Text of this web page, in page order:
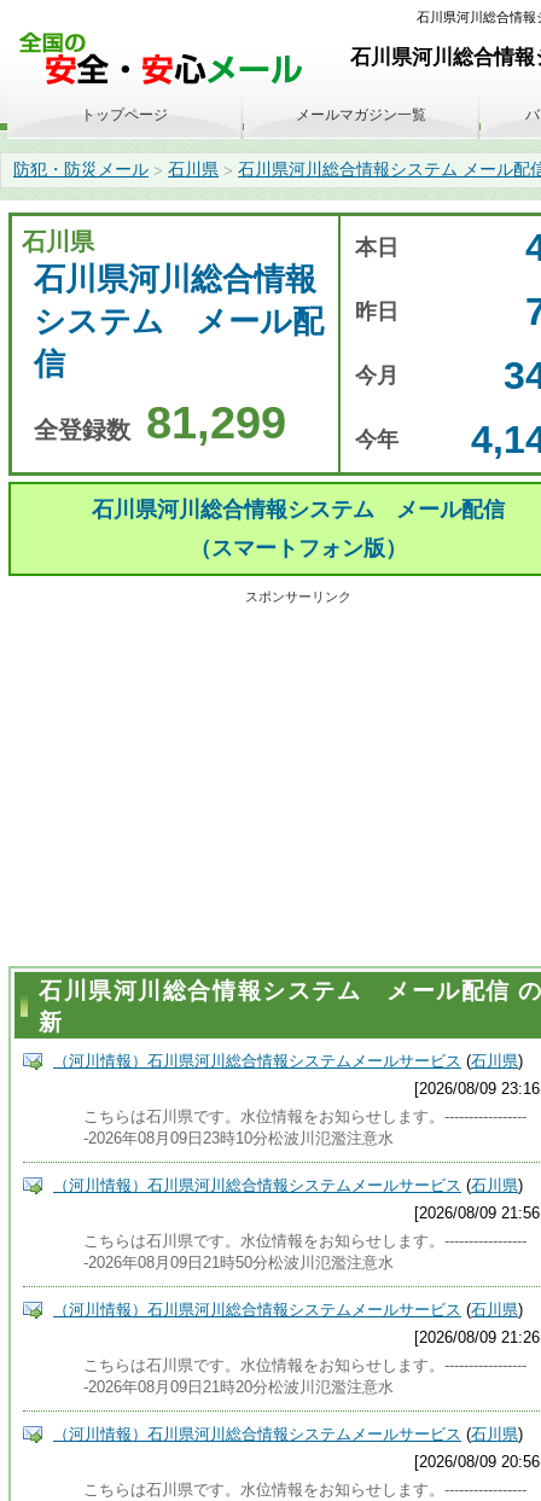
石川県河川総合情
石川県河川総合情
防犯・防災メール > 石川県 > 石川県河川総合情報システム メール配
石川県
石川県河川総合情報
システム メール配
信
全登録数 81,299
本日
昨日
今月
今年
石川県河川総合情報システム メール配信
（スマートフォン版）
スポンサーリンク
石川県河川総合情報システム メール配信
新
（河川情報）石川県河川総合情報システムメールサービス (石川県)
[2026/08/09
こちらは石川県です。水位情報をお知らせします。-----------------
-2026年08月09日23時10分松波川氾濫注意水
（河川情報）石川県河川総合情報システムメールサービス (石川県)
[2026/08/09
こちらは石川県です。水位情報をお知らせします。-----------------
-2026年08月09日21時50分松波川氾濫注意水
（河川情報）石川県河川総合情報システムメールサービス (石川県)
[2026/08/09
こちらは石川県です。水位情報をお知らせします。-----------------
-2026年08月09日21時20分松波川氾濫注意水
（河川情報）石川県河川総合情報システムメールサービス (石川県)
[2026/08/09
こちらは石川県です。水位情報をお知らせします。-----------------
トップページ メールマガジン一覧